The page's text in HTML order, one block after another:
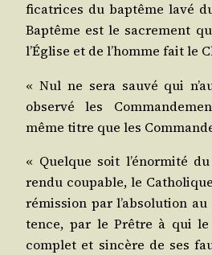
fi­ca­trices du bap­tême lavé
Bap­tême est le sacre­ment
l’Église et de l’homme fait le
« Nul ne sera sau­vé qui
obser­vé les
même titre que les
« Quelque soit l’énormité
ren­du cou­pable, le
rémis­sion par l’absolution
tence, par le Prêtre à qui le
com­plet et sin­cère de ses